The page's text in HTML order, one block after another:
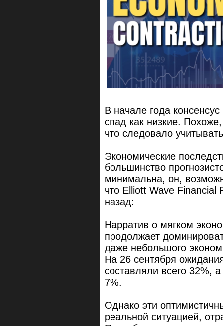
В начале года
спад как низкие.
что следовало
Экономические
большинство
минимальна, он,
что Elliott Wave
назад:
Нарратив о мягком
продолжает
даже небольшого
На 26 сентября
составляли всего 32%,
7%.
Однако эти
реальной ситуацией,